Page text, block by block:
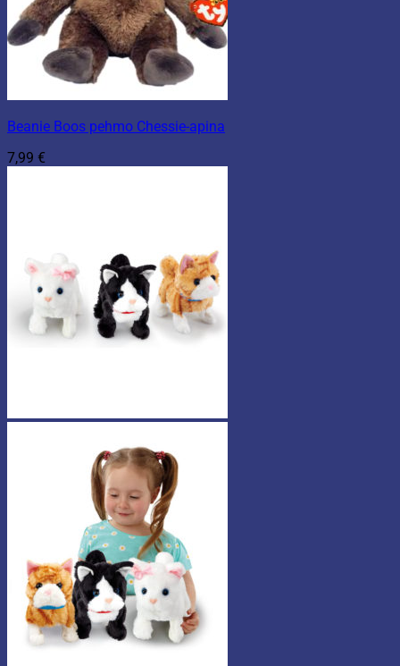
Beanie Boos pehmo Chessie-apina
7,99 €